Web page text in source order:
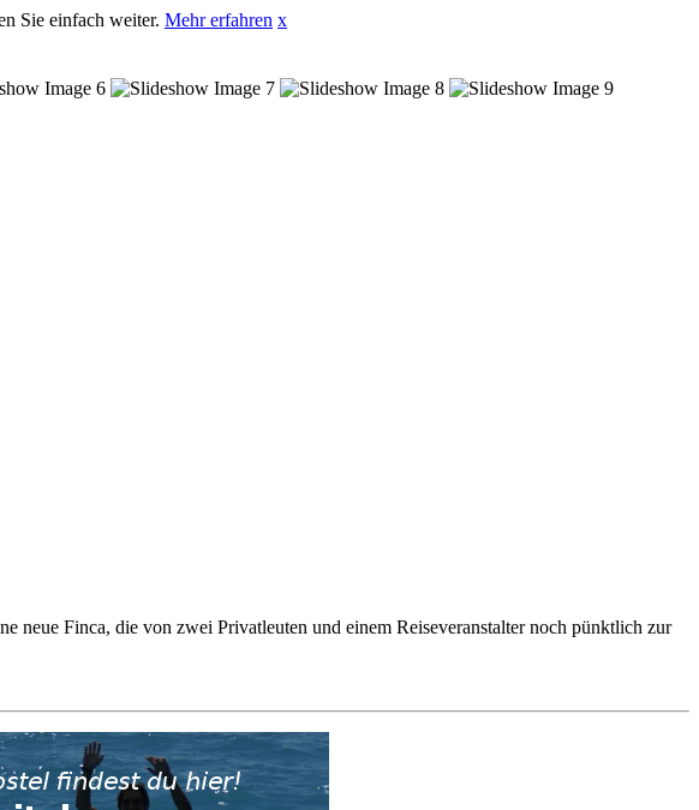
Sie einfach weiter. Mehr erfahren x
neue Finca, die von zwei Privatleuten und einem Reiseveranstalter noch pünktlich zur